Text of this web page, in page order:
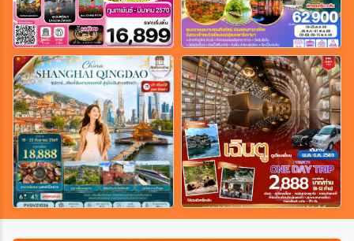
ตั้งแต่วันที่
ถึงวันที่
เฉพาะเดือน
เฉพาะเทศกาล